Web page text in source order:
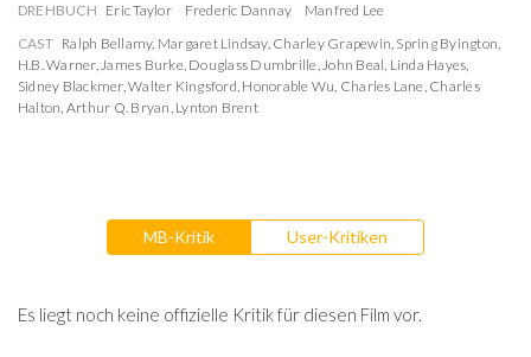
DREHBUCH Eric Taylor Frederic Dannay
Manfred Lee
CAST Ralph Bellamy, Margaret Lindsay, Charley Grapewin, Spring Byington,
H.B. Warner,James Burke, Douglass Dumbrille,John Beal, Linda Hayes,
Sidney Blackmer,Walter Kingsford, Honorable Wu, Charles Lane, Charles
Halton, Arthur Q. Bryan, Lynton Brent
MB-Kritik User-Kritiken
Es liegt noch keine offizielle Kritik für diesen Film vor.